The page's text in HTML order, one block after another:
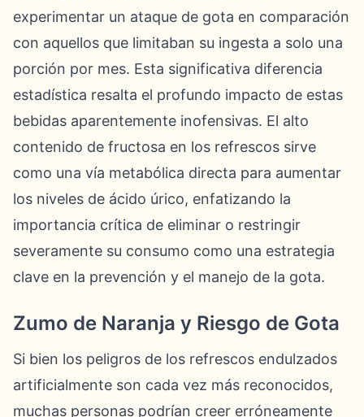
experimentar un ataque de gota en comparación
con aquellos que limitaban su ingesta a solo una
porción por mes. Esta significativa diferencia
estadística resalta el profundo impacto de estas
bebidas aparentemente inofensivas. El alto
contenido de fructosa en los refrescos sirve
como una vía metabólica directa para aumentar
los niveles de ácido úrico, enfatizando la
importancia crítica de eliminar o restringir
severamente su consumo como una estrategia
clave en la prevención y el manejo de la gota.
Zumo de Naranja y Riesgo de Gota
Si bien los peligros de los refrescos endulzados
artificialmente son cada vez más reconocidos,
muchas personas podrían creer erróneamente